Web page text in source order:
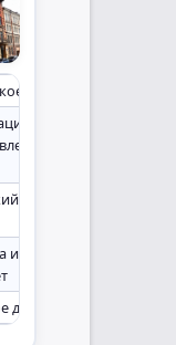
дело
и
и
дело